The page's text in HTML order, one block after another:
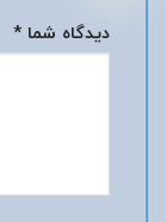
دیدگاه شما *